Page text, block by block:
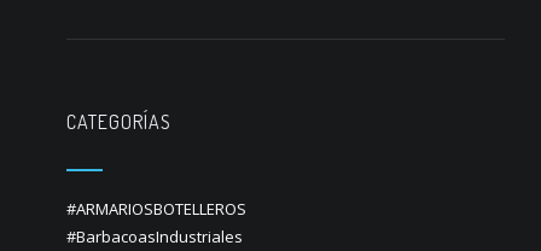
CATEGORÍAS
#ARMARIOSBOTELLEROS
#BarbacoasIndustriales